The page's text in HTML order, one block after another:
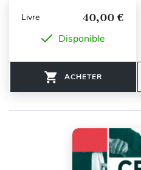
Livre 40,00 €
Disponible
ACHETER